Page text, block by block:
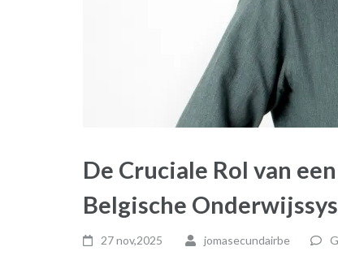
De Cruciale Rol van
Belgische
27 nov,2025 jomasecundairbe